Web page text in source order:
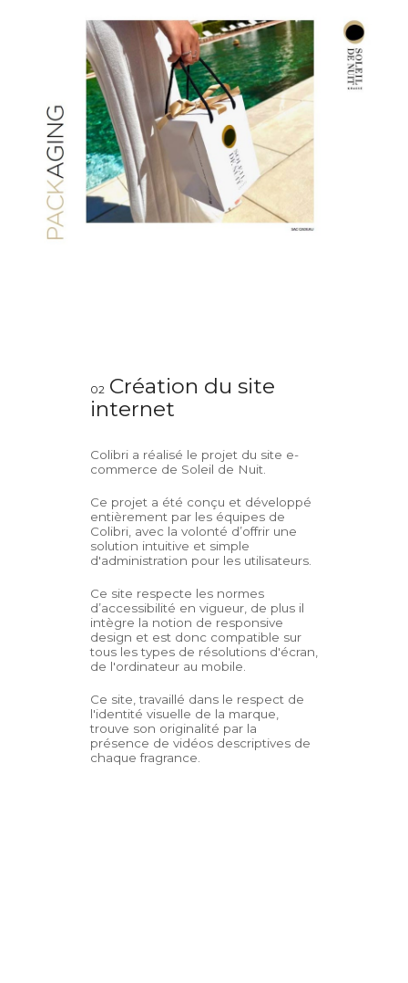
02 Création du site
internet
Colibri a réalisé le projet du site e-
commerce de Soleil de Nuit.
Ce projet a été conçu et développé
entièrement par les équipes de
Colibri, avec la volonté d’offrir une
solution intuitive et simple
d'administration pour les utilisateurs.
Ce site respecte les normes
d’accessibilité en vigueur, de plus il
intègre la notion de responsive
design et est donc compatible sur
tous les types de résolutions d'écran,
de l'ordinateur au mobile.
Ce site, travaillé dans le respect de
l'identité visuelle de la marque,
trouve son originalité par la
présence de vidéos descriptives de
chaque fragrance.